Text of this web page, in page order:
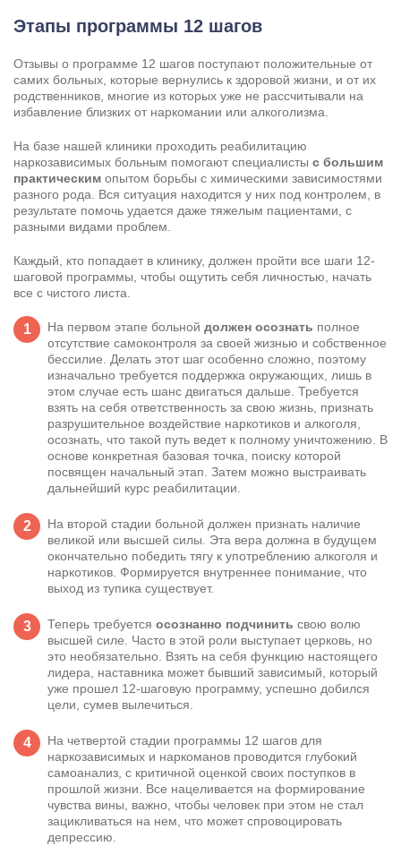
Этапы программы 12 шагов
Отзывы о программе 12 шагов поступают положительные от
самих больных, которые вернулись к здоровой жизни, и от их
родственников, многие из которых уже не рассчитывали на
избавление близких от наркомании или алкоголизма.
На базе нашей клиники проходить реабилитацию
наркозависимых больным помогают специалисты с большим
практическим опытом борьбы с химическими зависимостями
разного рода. Вся ситуация находится у них под контролем, в
результате помочь удается даже тяжелым пациентами, с
разными видами проблем.
Каждый, кто попадает в клинику, должен пройти все шаги 12-
шаговой программы, чтобы ощутить себя личностью, начать
все с чистого листа.
На первом этапе больной должен осознать полное
отсутствие самоконтроля за своей жизнью и собственное
бессилие. Делать этот шаг особенно сложно, поэтому
изначально требуется поддержка окружающих, лишь в
этом случае есть шанс двигаться дальше. Требуется
взять на себя ответственность за свою жизнь, признать
разрушительное воздействие наркотиков и алкоголя,
осознать, что такой путь ведет к полному уничтожению. В
основе конкретная базовая точка, поиску которой
посвящен начальный этап. Затем можно выстраивать
дальнейший курс реабилитации.
На второй стадии больной должен признать наличие
великой или высшей силы. Эта вера должна в будущем
окончательно победить тягу к употреблению алкоголя и
наркотиков. Формируется внутреннее понимание, что
выход из тупика существует.
Теперь требуется осознанно подчинить свою волю
высшей силе. Часто в этой роли выступает церковь, но
это необязательно. Взять на себя функцию настоящего
лидера, наставника может бывший зависимый, который
уже прошел 12-шаговую программу, успешно добился
цели, сумев вылечиться.
На четвертой стадии программы 12 шагов для
наркозависимых и наркоманов проводится глубокий
самоанализ, с критичной оценкой своих поступков в
прошлой жизни. Все нацеливается на формирование
чувства вины, важно, чтобы человек при этом не стал
зацикливаться на нем, что может спровоцировать
депрессию.